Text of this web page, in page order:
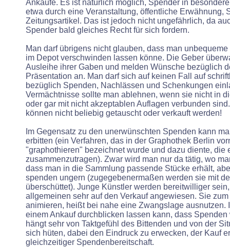
Ankäufe. Es ist natürlich möglich, Spender in
etwa durch eine Veranstaltung, öffentliche Erwähnung,
Zeitungsartikel. Das ist jedoch nicht ungefährlich, da
Spender bald gleiches Recht für sich fordern.
Man darf übrigens nicht glauben, dass man
im Depot verschwinden lassen könne. Die Geber
Ausleihe ihrer Gaben und melden Wünsche bezüglich
Präsentation an. Man darf sich auf keinen Fall auf
bezüglich Spenden, Nachlässen und Schenkungen
Vermächtnisse sollte man ablehnen, wenn sie nicht in
oder gar mit nicht akzeptablen Auflagen verbunden
können nicht beliebig getauscht oder verkauft werden!
Im Gegensatz zu den unerwünschten Spenden kann
erbitten (ein Verfahren, das in der Graphothek Berlin
"graphothieren" bezeichnet wurde und dazu diente, die
zusammenzutragen). Zwar wird man nur da tätig, wo
dass man in die Sammlung passende Stücke erhält,
spenden ungern (zugegebenermaßen werden sie mit
überschüttet). Junge Künstler werden bereitwilliger
allgemeinen sehr auf den Verkauf angewiesen. Sie
animieren, heißt bei nahe eine Zwangslage ausnutzen.
einem Ankauf durchblicken lassen kann, dass
hängt sehr von Taktgefühl des Bittenden und von der
sich hüten, dabei den Eindruck zu erwecken, der Kauf
gleichzeitiger Spendenbereitschaft.